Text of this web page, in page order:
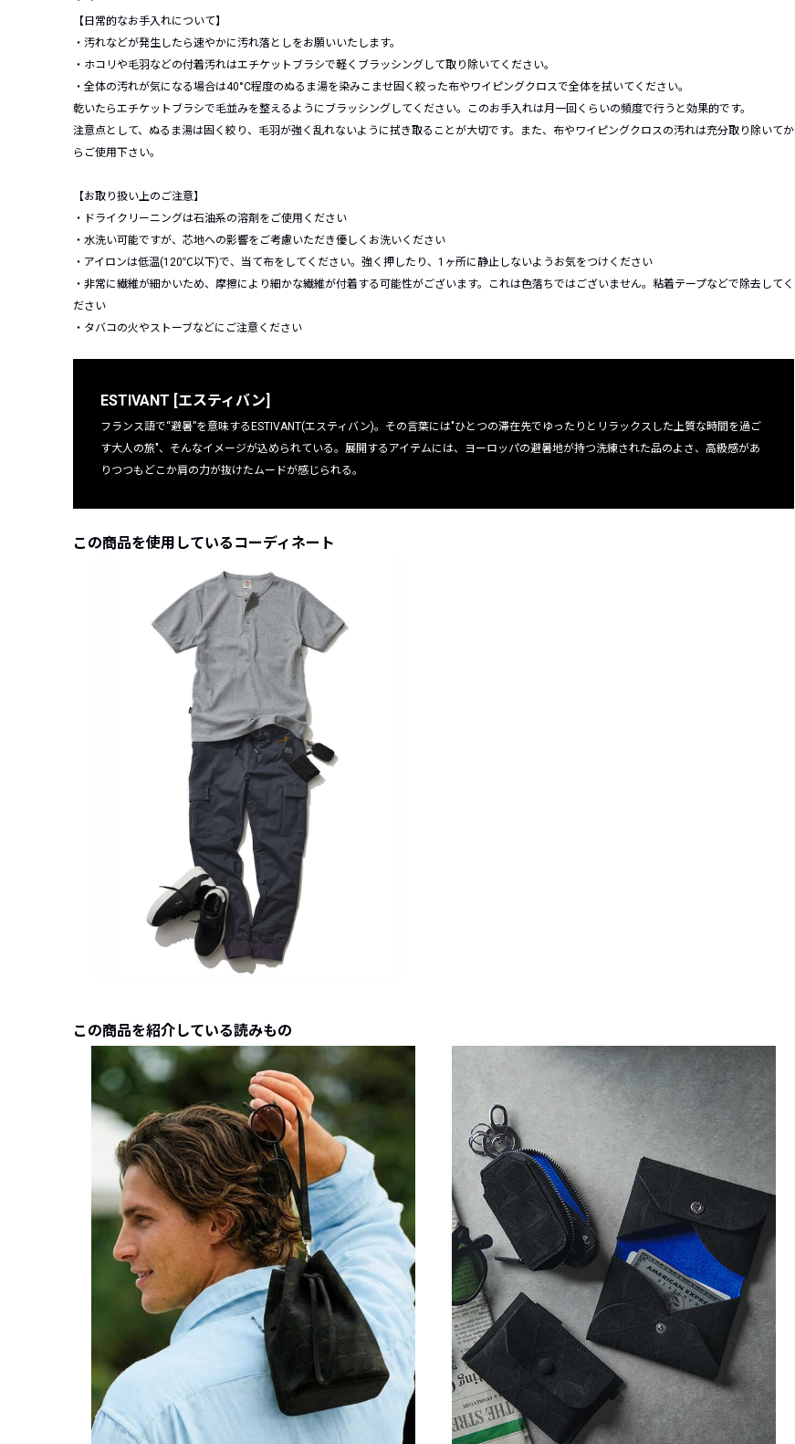
【日常的なお手入れについて】
・汚れなどが発生したら速やかに汚れ落としをお願いいたします。
・ホコリや毛羽などの付着汚れはエチケットブラシで軽くブラッシングして取り除いてください。
・全体の汚れが気になる場合は40°C程度のぬるま湯を染みこませ固く絞った布やワイピングクロスで全体を拭いてください。
乾いたらエチケットブラシで毛並みを整えるようにブラッシングしてください。このお手入れは月一回くらいの頻度で行うと効果的です。
注意点として、ぬるま湯は固く絞り、毛羽が強く乱れないように拭き取ることが大切です。また、布やワイピングクロスの汚れは充分取り除いてか
らご使用下さい。
【お取り扱い上のご注意】
・ドライクリーニングは石油系の溶剤をご使用ください
・水洗い可能ですが、芯地への影響をご考慮いただき優しくお洗いください
・アイロンは低温(120℃以下)で、当て布をしてください。強く押したり、1ヶ所に静止しないようお気をつけください
・非常に繊維が細かいため、摩擦により細かな繊維が付着する可能性がございます。これは色落ちではございません。粘着テープなどで除去してく
ださい
・タバコの火やストーブなどにご注意ください
ESTIVANT [エスティバン]
フランス語で“避暑”を意味するESTIVANT(エスティバン)。その言葉には"ひとつの滞在先でゆったりとリラックスした上質な時間を過ご
す大人の旅"、そんなイメージが込められている。展開するアイテムには、ヨーロッパの避暑地が持つ洗練された品のよさ、高級感があ
りつつもどこか肩の力が抜けたムードが感じられる。
この商品を使用しているコーディネート
この商品を紹介している読みもの